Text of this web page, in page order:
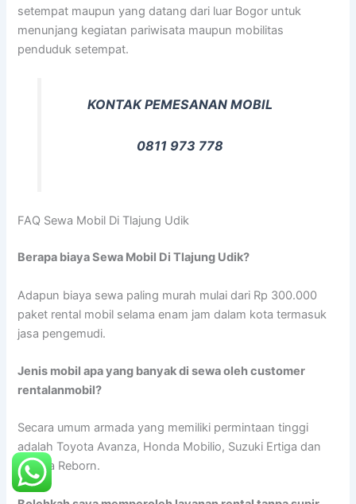
setempat maupun yang datang dari luar Bogor untuk
menunjang kegiatan pariwisata maupun mobilitas
penduduk setempat.
KONTAK PEMESANAN MOBIL
0811 973 778
FAQ Sewa Mobil Di Tlajung Udik
Berapa biaya Sewa Mobil Di Tlajung Udik?
Adapun biaya sewa paling murah mulai dari Rp 300.000
paket rental mobil selama enam jam dalam kota termasuk
jasa pengemudi.
Jenis mobil apa yang banyak di sewa oleh customer
rentalanmobil?
Secara umum armada yang memiliki permintaan tinggi
adalah Toyota Avanza, Honda Mobilio, Suzuki Ertiga dan
Innova Reborn.